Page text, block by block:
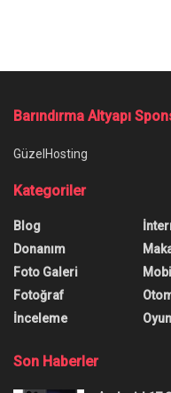
Game of
Bölümler
Game of Thrones
atın ve geriye dönüp
bu bölümleri yeniden
Yazar: Arda Özünaldım